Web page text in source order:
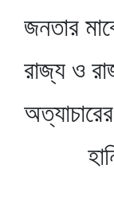
জনতার
রাজ্য ও